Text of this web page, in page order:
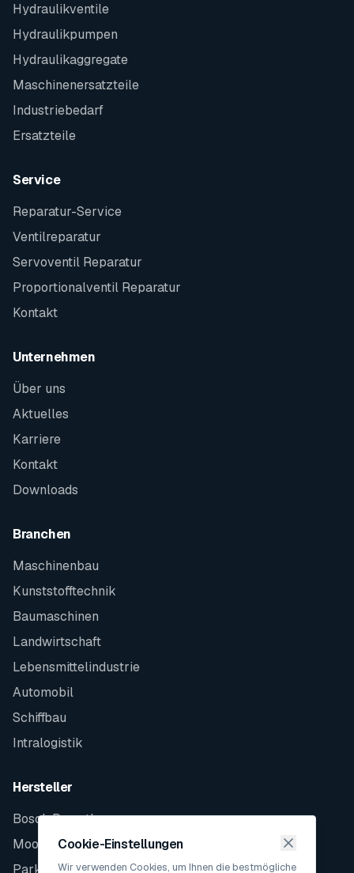
Hydraulikventile
Hydraulikpumpen
Hydraulikaggregate
Maschinenersatzteile
Industriebedarf
Ersatzteile
Service
Reparatur-Service
Ventilreparatur
Servoventil Reparatur
Proportionalventil Reparatur
Kontakt
Unternehmen
Über uns
Aktuelles
Karriere
Kontakt
Downloads
Branchen
Maschinenbau
Kunststofftechnik
Baumaschinen
Landwirtschaft
Lebensmittelindustrie
Automobil
Schiffbau
Intralogistik
Hersteller
Bosch Rexroth
Moog
Parker
Cookie-Einstellungen
Wir verwenden Cookies, um Ihnen die bestmögliche